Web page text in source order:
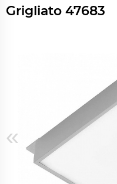
Grigliato 47683
«